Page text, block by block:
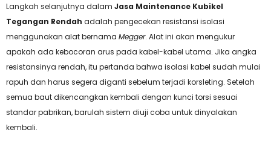
Langkah selanjutnya dalam Jasa Maintenance Kubikel
Tegangan Rendah adalah pengecekan resistansi isolasi
menggunakan alat bernama Megger. Alat ini akan mengukur
apakah ada kebocoran arus pada kabel-kabel utama. Jika angka
resistansinya rendah, itu pertanda bahwa isolasi kabel sudah mulai
rapuh dan harus segera diganti sebelum terjadi korsleting. Setelah
semua baut dikencangkan kembali dengan kunci torsi sesuai
standar pabrikan, barulah sistem diuji coba untuk dinyalakan
kembali.